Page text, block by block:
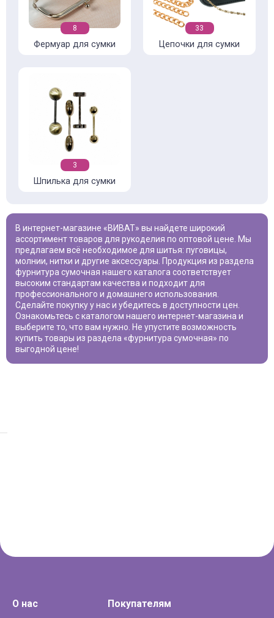
8
Фермуар для сумки
33
Цепочки для сумки
3
Шпилька для сумки
В интернет-магазине «ВИВАТ» вы найдете широкий
ассортимент товаров для рукоделия по оптовой цене. Мы
предлагаем всё необходимое для шитья: пуговицы,
молнии, нитки и другие аксессуары. Продукция из раздела
фурнитура сумочная нашего каталога соответствует
высоким стандартам качества и подходит для
профессионального и домашнего использования.
Сделайте покупку у нас и убедитесь в доступности цен.
Ознакомьтесь с каталогом нашего интернет-магазина и
выберите то, что вам нужно. Не упустите возможность
купить товары из раздела «фурнитура сумочная» по
выгодной цене!
О нас Покупателям